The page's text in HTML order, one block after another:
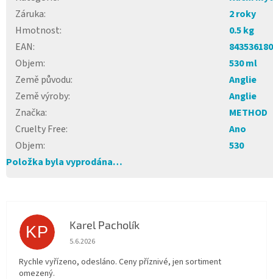
Záruka:
2 roky
Hmotnost:
0.5 kg
EAN:
Objem:
530 ml
Země původu:
Anglie
Země výroby:
Anglie
Značka:
METHOD
Cruelty Free:
Ano
Objem:
530
Položka byla vyprodána…
KP Karel Pacholík
Hodnocení obchodu je 4 z 5 hvězdiček.
5.6.2026
Rychle vyřízeno, odesláno. Ceny příznivé, jen sortiment
omezený.